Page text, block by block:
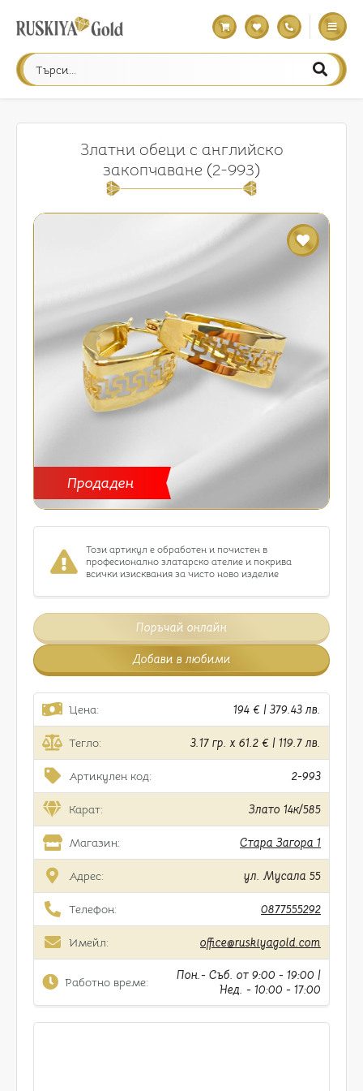
Златни обеци с английско
закопчаване (2-993)
Продаден
Този артикул е обработен и почистен в
професионално златарско ателие и покрива
всички изисквания за чисто ново изделие
Поръчай онлайн
Добави в любими
Цена: 194 € | 379.43 лв.
Тегло: 3.17 гр. x 61.2 € | 119.7 лв.
Артикулен код: 2-993
Карат: Злато 14к/585
Магазин: Стара Загора 1
Адрес: ул. Мусала 55
Телефон: 0877555292
Имейл: office@ruskiyagold.com
Работно време:
Пон.- Съб. от 9:00 - 19:00 |
Нед. - 10:00 - 17:00